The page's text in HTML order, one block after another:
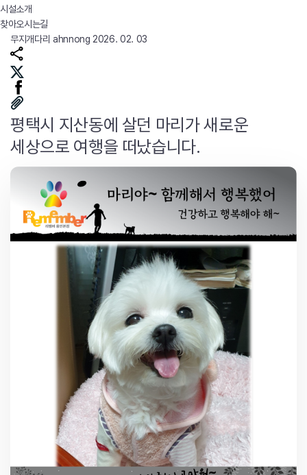
시설소개
찾아오시는길
무지개다리 ahnnong 2026. 02. 03
평택시 지산동에 살던 마리가 새로운
세상으로 여행을 떠났습니다.